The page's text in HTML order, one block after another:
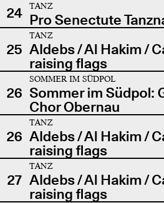
24
TANZ
Pro Senectute
25
TANZ
Aldebs / Al Hakim /
raising flags
26
SOMMER IM SÜDPOL
Sommer im Südpol:
Chor Obernau
26
TANZ
Aldebs / Al Hakim /
raising flags
27
TANZ
Aldebs / Al Hakim /
raising flags